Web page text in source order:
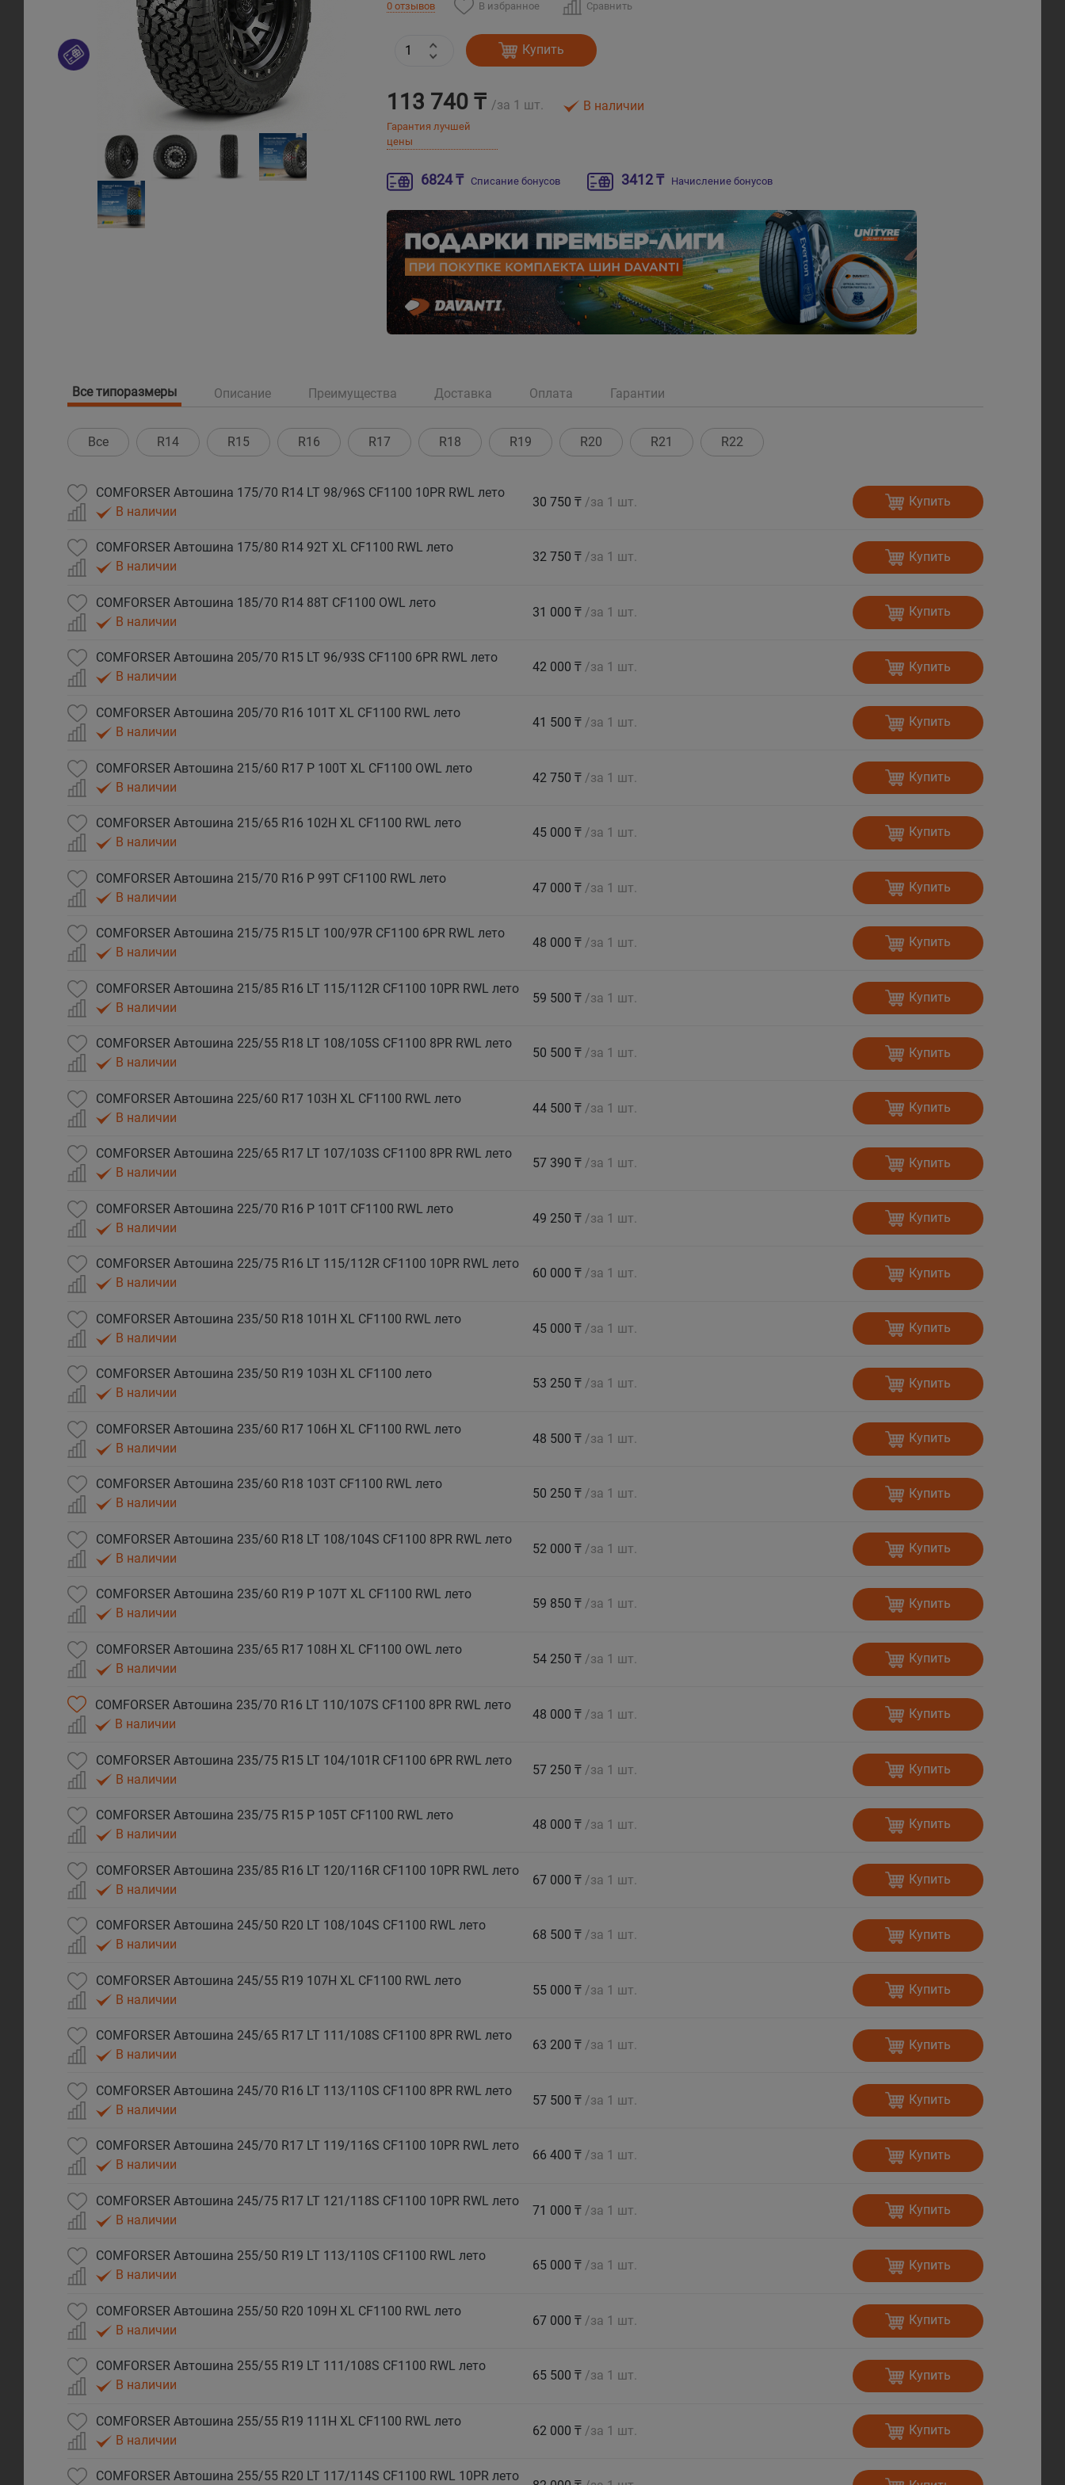
0 отзывов В избранное Сравнить
Купить
113 740 ₸ /за 1 шт.
Гарантия лучшей
цены
В наличии
6824 ₸ Списание бонусов 3412 ₸ Начисление бонусов
Все типоразмеры Описание Преимущества Доставка Оплата Гарантии
Все R14 R15 R16 R17 R18 R19 R20 R21 R22
COMFORSER Автошина 175/70 R14 LT 98/96S CF1100 10PR RWL лето
В наличии
30 750 ₸ /за 1 шт. Купить
COMFORSER Автошина 175/80 R14 92T XL CF1100 RWL лето
В наличии
32 750 ₸ /за 1 шт. Купить
COMFORSER Автошина 185/70 R14 88T CF1100 OWL лето
В наличии
31 000 ₸ /за 1 шт. Купить
COMFORSER Автошина 205/70 R15 LT 96/93S CF1100 6PR RWL лето
В наличии
42 000 ₸ /за 1 шт. Купить
COMFORSER Автошина 205/70 R16 101T XL CF1100 RWL лето
В наличии
41 500 ₸ /за 1 шт. Купить
COMFORSER Автошина 215/60 R17 P 100T XL CF1100 OWL лето
В наличии
42 750 ₸ /за 1 шт. Купить
COMFORSER Автошина 215/65 R16 102H XL CF1100 RWL лето
В наличии
45 000 ₸ /за 1 шт. Купить
COMFORSER Автошина 215/70 R16 P 99T CF1100 RWL лето
В наличии
47 000 ₸ /за 1 шт. Купить
COMFORSER Автошина 215/75 R15 LT 100/97R CF1100 6PR RWL лето
В наличии
48 000 ₸ /за 1 шт. Купить
COMFORSER Автошина 215/85 R16 LT 115/112R CF1100 10PR RWL лето
В наличии
59 500 ₸ /за 1 шт. Купить
COMFORSER Автошина 225/55 R18 LT 108/105S CF1100 8PR RWL лето
В наличии
50 500 ₸ /за 1 шт. Купить
COMFORSER Автошина 225/60 R17 103H XL CF1100 RWL лето
В наличии
44 500 ₸ /за 1 шт. Купить
COMFORSER Автошина 225/65 R17 LT 107/103S CF1100 8PR RWL лето
В наличии
57 390 ₸ /за 1 шт. Купить
COMFORSER Автошина 225/70 R16 P 101T CF1100 RWL лето
В наличии
49 250 ₸ /за 1 шт. Купить
COMFORSER Автошина 225/75 R16 LT 115/112R CF1100 10PR RWL лето
В наличии
60 000 ₸ /за 1 шт. Купить
COMFORSER Автошина 235/50 R18 101H XL CF1100 RWL лето
В наличии
45 000 ₸ /за 1 шт. Купить
COMFORSER Автошина 235/50 R19 103H XL CF1100 лето
В наличии
53 250 ₸ /за 1 шт. Купить
COMFORSER Автошина 235/60 R17 106H XL CF1100 RWL лето
В наличии
48 500 ₸ /за 1 шт. Купить
COMFORSER Автошина 235/60 R18 103T CF1100 RWL лето
В наличии
50 250 ₸ /за 1 шт. Купить
COMFORSER Автошина 235/60 R18 LT 108/104S CF1100 8PR RWL лето
В наличии
52 000 ₸ /за 1 шт. Купить
COMFORSER Автошина 235/60 R19 P 107T XL CF1100 RWL лето
В наличии
59 850 ₸ /за 1 шт. Купить
COMFORSER Автошина 235/65 R17 108H XL CF1100 OWL лето
В наличии
54 250 ₸ /за 1 шт. Купить
COMFORSER Автошина 235/70 R16 LT 110/107S CF1100 8PR RWL лето
В наличии
48 000 ₸ /за 1 шт. Купить
COMFORSER Автошина 235/75 R15 LT 104/101R CF1100 6PR RWL лето
В наличии
57 250 ₸ /за 1 шт. Купить
COMFORSER Автошина 235/75 R15 P 105T CF1100 RWL лето
В наличии
48 000 ₸ /за 1 шт. Купить
COMFORSER Автошина 235/85 R16 LT 120/116R CF1100 10PR RWL лето
В наличии
67 000 ₸ /за 1 шт. Купить
COMFORSER Автошина 245/50 R20 LT 108/104S CF1100 RWL лето
В наличии
68 500 ₸ /за 1 шт. Купить
COMFORSER Автошина 245/55 R19 107H XL CF1100 RWL лето
В наличии
55 000 ₸ /за 1 шт. Купить
COMFORSER Автошина 245/65 R17 LT 111/108S CF1100 8PR RWL лето
В наличии
63 200 ₸ /за 1 шт. Купить
COMFORSER Автошина 245/70 R16 LT 113/110S CF1100 8PR RWL лето
В наличии
57 500 ₸ /за 1 шт. Купить
COMFORSER Автошина 245/70 R17 LT 119/116S CF1100 10PR RWL лето
В наличии
66 400 ₸ /за 1 шт. Купить
COMFORSER Автошина 245/75 R17 LT 121/118S CF1100 10PR RWL лето
В наличии
71 000 ₸ /за 1 шт. Купить
COMFORSER Автошина 255/50 R19 LT 113/110S CF1100 RWL лето
В наличии
65 000 ₸ /за 1 шт. Купить
COMFORSER Автошина 255/50 R20 109H XL CF1100 RWL лето
В наличии
67 000 ₸ /за 1 шт. Купить
COMFORSER Автошина 255/55 R19 LT 111/108S CF1100 RWL лето
В наличии
65 500 ₸ /за 1 шт. Купить
COMFORSER Автошина 255/55 R19 111H XL CF1100 RWL лето
В наличии
62 000 ₸ /за 1 шт. Купить
COMFORSER Автошина 255/55 R20 LT 117/114S CF1100 RWL 10PR лето